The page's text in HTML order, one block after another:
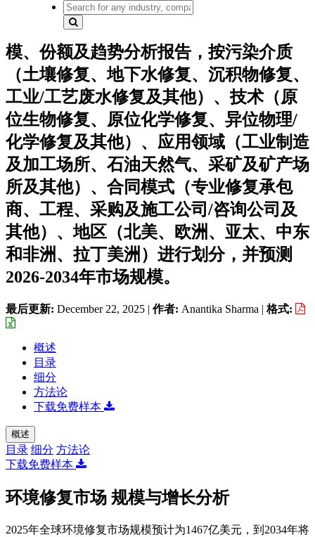
模、份额及趋势分析报告，按污染介质
（土壤修复、地下水修复、沉积物修复、
工业/工艺废水修复及其他）、技术（原
位生物修复、原位化学修复、异位物理/
化学修复及其他）、应用领域（工业制造
及加工场所、石油天然气、采矿及矿产场
所及其他）、合同模式（专业修复承包
商、工程、采购及施工公司/咨询公司及
其他）、地区（北美、欧洲、亚太、中东
和非洲、拉丁美洲）进行划分，并预测
2026-2034年市场规模。
最后更新: December 22, 2025 | 作者: Anantika Sharma | 格式:
概述
目录
细分
方法论
下载免费样本
概述
目录 细分 方法论
下载免费样本
环境修复市场 规模与增长分析
2025年全球环境修复市场规模预计为1467亿美元，到2034年将